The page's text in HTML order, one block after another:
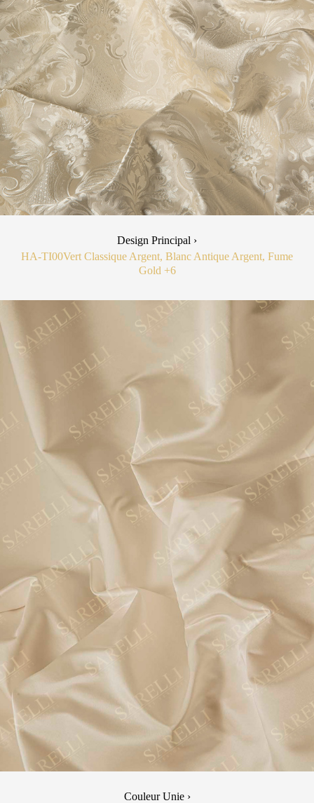
Design Principal ›
HA-TI00Vert Classique Argent, Blanc Antique Argent, Fume
Gold +6
Couleur Unie ›